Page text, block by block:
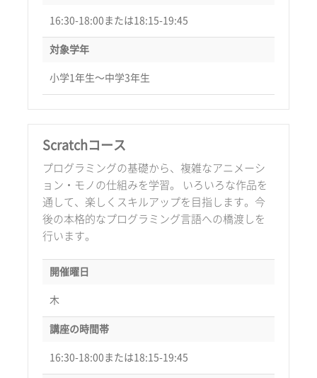
16:30-18:00または18:15-19:45
対象学年
小学1年生〜中学3年生
Scratchコース
プログラミングの基礎から、複雑なアニメーシ
ョン・モノの仕組みを学習。 いろいろな作品を
通して、楽しくスキルアップを目指します。今
後の本格的なプログラミング言語への橋渡しを
行います。
開催曜日
木
講座の時間帯
16:30-18:00または18:15-19:45